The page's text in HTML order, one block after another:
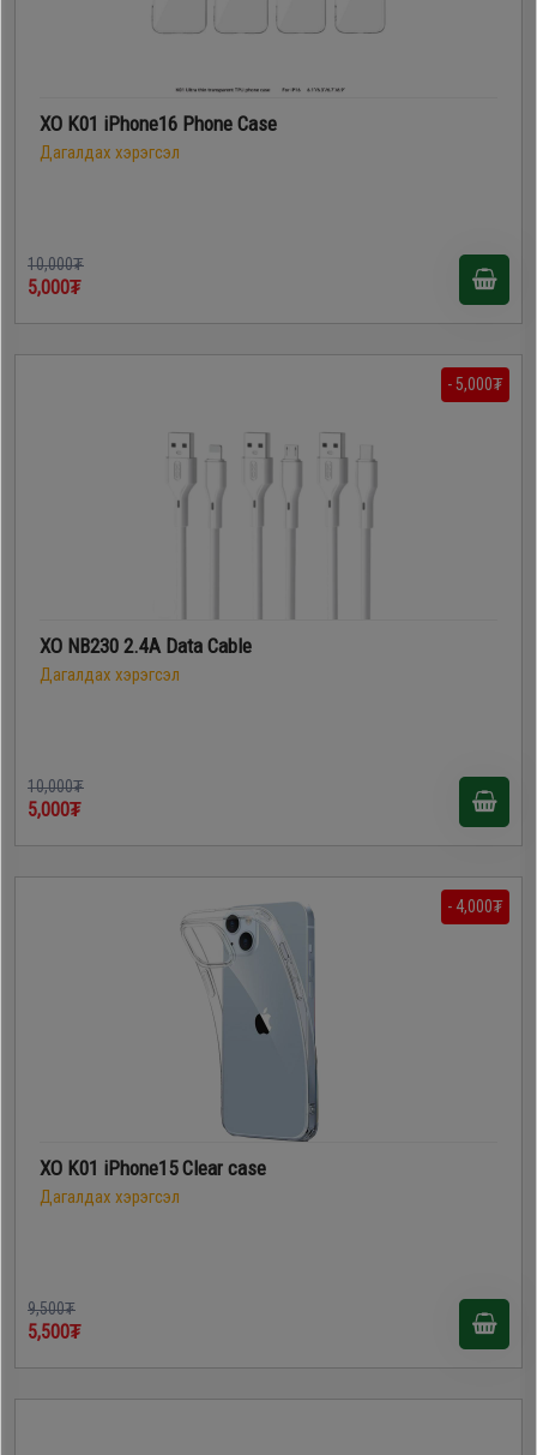
XO K01 iPhone16 Phone Case
Дагалдах хэрэгсэл
10,000₮
5,000₮
- 5,000₮
XO NB230 2.4A Data Cable
Дагалдах хэрэгсэл
10,000₮
5,000₮
- 4,000₮
XO K01 iPhone15 Clear case
Дагалдах хэрэгсэл
9,500₮
5,500₮